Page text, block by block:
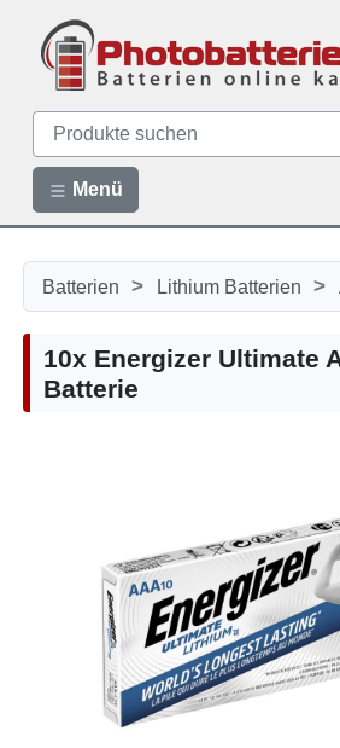
Menü
Batterien > Lithium Batterien >
10x Energizer Ultimate
Batterie